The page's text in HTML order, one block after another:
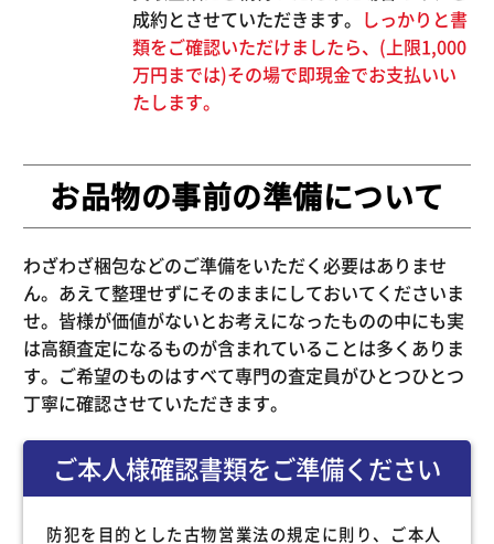
成約とさせていただきます。 しっかりと書
類をご確認いただけましたら、(上限1,000
万円までは)その場で即現金でお支払いい
たします。
お品物の事前の準備について
わざわざ梱包などのご準備をいただく必要はありませ
ん。あえて整理せずにそのままにしておいてくださいま
せ。皆様が価値がないとお考えになったものの中にも実
は高額査定になるものが含まれていることは多くありま
す。ご希望のものはすべて専門の査定員がひとつひとつ
丁寧に確認させていただきます。
ご本人様確認書類をご準備ください
防犯を目的とした古物営業法の規定に則り、ご本人